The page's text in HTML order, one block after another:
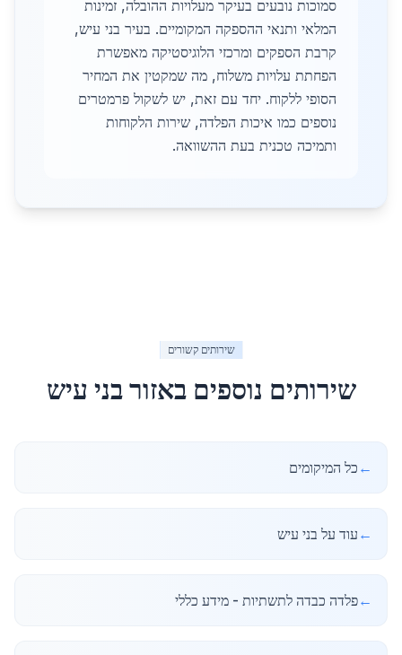
סמוכות נובעים בעיקר מעלויות ההובלה, זמינות
המלאי ותנאי ההספקה המקומיים. בעיר בני עיש,
קרבת הספקים ומרכזי הלוגיסטיקה מאפשרת
הפחתת עלויות משלוח, מה שמקטין את המחיר
הסופי ללקוח. יחד עם זאת, יש לשקול פרמטרים
נוספים כמו איכות הפלדה, שירות הלקוחות
ותמיכה טכנית בעת ההשוואה.
שירותים קשורים
שירותים נוספים באזורבני עיש
← כל המיקומים
← עוד על בני עיש
←פלדה כבדה לתשתיות - מידע כללי